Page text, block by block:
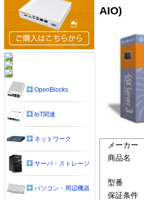
AIO)
メーカー
商品名
型番
保証条件
OpenBlocks
IoT関連
ネットワーク
サーバ・ストレージ
パソコン・周辺機器